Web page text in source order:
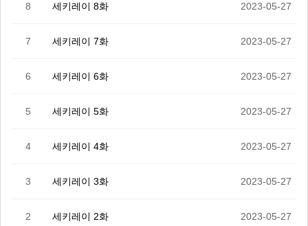
8 세키레이 8화 2023-05-27
7 세키레이 7화 2023-05-27
6 세키레이 6화 2023-05-27
5 세키레이 5화 2023-05-27
4 세키레이 4화 2023-05-27
3 세키레이 3화 2023-05-27
2 세키레이 2화 2023-05-27